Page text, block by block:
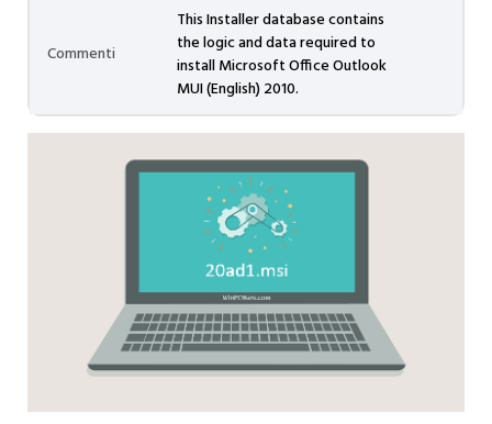
Commenti
This Installer database contains
the logic and data required to
install Microsoft Office Outlook
MUI (English) 2010.